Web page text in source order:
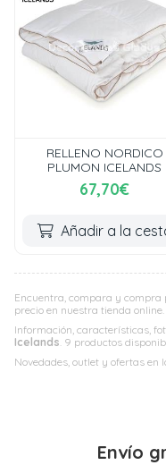
Encuentra, compara y compra
precio en nuestra tienda online.
Información, características,
Icelands. 9 productos
Novedades, outlet y ofertas en
RELLENO NORDICO
PLUMON ICELANDS
67,70€
Añadir a la
Envío